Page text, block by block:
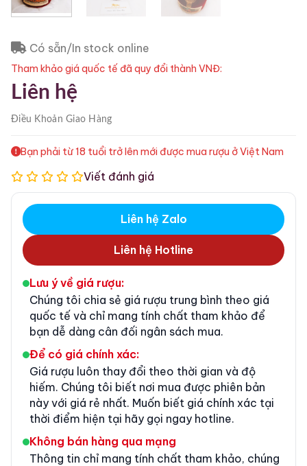
Có sẵn/In stock online
Tham khảo giá quốc tế đã quy đổi thành VNĐ:
Liên hệ
Điều KhoảnGiao Hàng
Bạn phải từ 18 tuổi trở lên mới được mua rượu ở Việt Nam
Viết đánh giá
Liên hệ Zalo
Liên hệ Hotline
Lưu ý về giá rượu:
Chúng tôi chia sẻ giá rượu trung bình theo giá
quốc tế và chỉ mang tính chất tham khảo để
bạn dễ dàng cân đối ngân sách mua.
Để có giá chính xác:
Giá rượu luôn thay đổi theo thời gian và độ
hiếm. Chúng tôi biết nơi mua được phiên bản
này với giá rẻ nhất. Muốn biết giá chính xác tại
thời điểm hiện tại hãy gọi ngay hotline.
Không bán hàng qua mạng
Thông tin chỉ mang tính chất tham khảo, chúng